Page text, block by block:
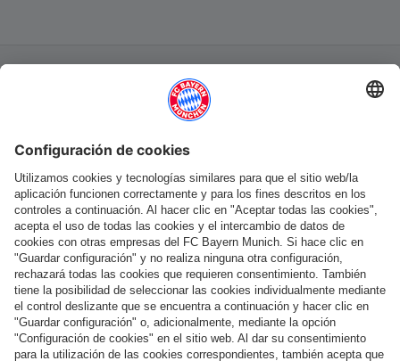
Más categorías
Síguenos
Pago y entrega